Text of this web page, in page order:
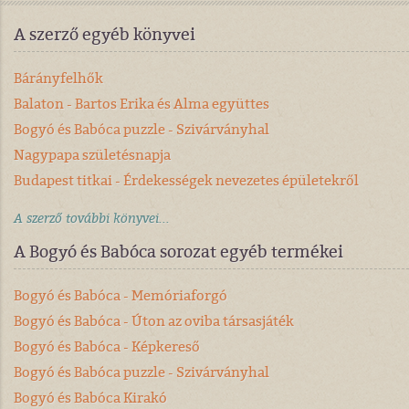
A szerző egyéb könyvei
Bárányfelhők
Balaton - Bartos Erika és Alma együttes
Bogyó és Babóca puzzle - Szivárványhal
Nagypapa születésnapja
Budapest titkai - Érdekességek nevezetes épületekről
A szerző további könyvei...
A Bogyó és Babóca sorozat egyéb termékei
Bogyó és Babóca - Memóriaforgó
Bogyó és Babóca - Úton az oviba társasjáték
Bogyó és Babóca - Képkereső
Bogyó és Babóca puzzle - Szivárványhal
Bogyó és Babóca Kirakó